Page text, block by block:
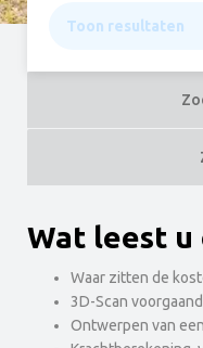
Toon resultaten
Wat leest u
Waar zitten de
3D-Scan
Ontwerpen van